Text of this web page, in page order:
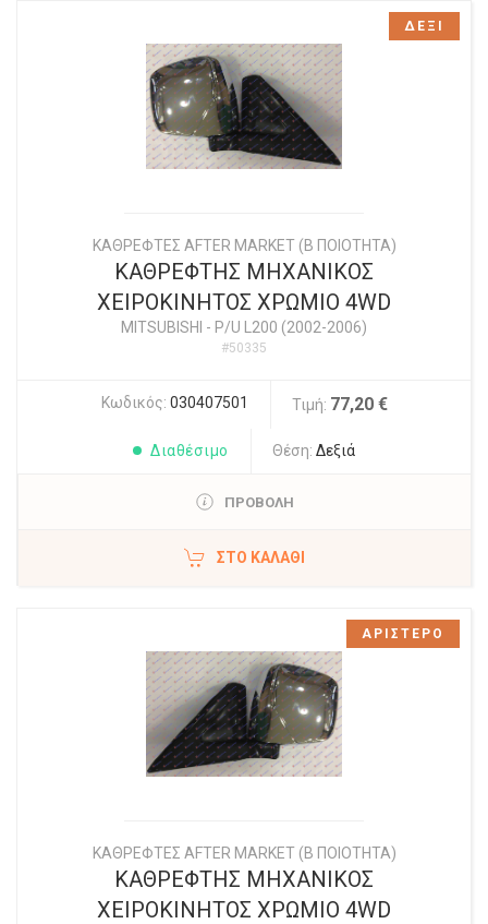
ΚΑΘΡΕΦΤΕΣ AFTER MARKET (Β ΠΟΙΟΤΗΤΑ)
ΚΑΘΡΕΦΤΗΣ ΜΗΧΑΝΙΚΟΣ
ΧΕΙΡΟΚΙΝΗΤΟΣ ΧΡΩΜΙΟ 4WD
MITSUBISHI - P/U L200 (2002-2006)
#50335
Κωδικός: 030407501 Τιμή: 77,20 €
Διαθέσιμο Θέση: Δεξιά
ΠΡΟΒΟΛΗ
ΣΤΟ ΚΑΛΆΘΙ
ΔΕΞΙ
ΚΑΘΡΕΦΤΕΣ AFTER MARKET (Β ΠΟΙΟΤΗΤΑ)
ΚΑΘΡΕΦΤΗΣ ΜΗΧΑΝΙΚΟΣ
ΧΕΙΡΟΚΙΝΗΤΟΣ ΧΡΩΜΙΟ 4WD
ΑΡΙΣΤΕΡΟ